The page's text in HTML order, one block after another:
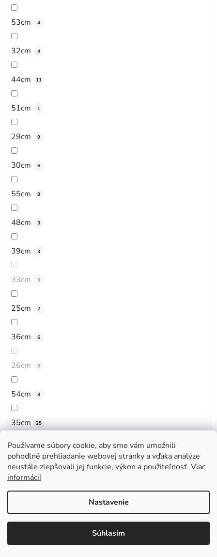
Používame súbory cookie, aby sme vám umožnili
pohodlné prehliadanie webovej stránky a vďaka analýze
neustále zlepšovali jej funkcie, výkon a použiteľnosť. Viac
informácií
Nastavenie
Súhlasím
53cm 4
32cm 4
44cm 11
51cm 1
29cm 9
30cm 6
55cm 8
48cm 3
39cm 3
33cm 0
25cm 2
36cm 6
26cm 0
54cm 3
35cm 25
43cm 5
45cm 11